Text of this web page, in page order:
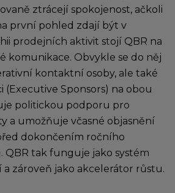
ztrácejí spokojenost, ačkoli
první pohled zdají být v
prodejních aktivit stojí QBR na
komunikace. Obvykle se do něj
kontaktní osoby, ale také
Sponsors) na obou
politickou podporu pro
a umožňuje včasné objasnění
dokončením ročního
QBR tak funguje jako systém
a zároveň jako akcelerátor růstu.